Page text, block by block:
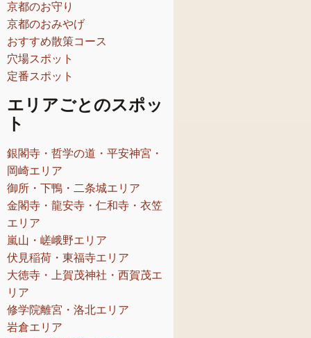
京都のお守り
京都のおみやげ
おすすめ散策コース
穴場スポット
定番スポット
エリアごとのスポッ
ト
銀閣寺・哲学の道・平安神宮・
岡崎エリア
御所・下鴨・二条城エリア
金閣寺・龍安寺・仁和寺・衣笠
エリア
嵐山・嵯峨野エリア
伏見稲荷・東福寺エリア
大徳寺・上賀茂神社・西賀茂エ
リア
修学院離宮・洛北エリア
岩倉エリア